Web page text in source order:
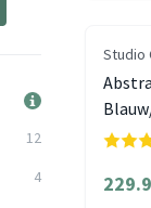
12
4
Studio